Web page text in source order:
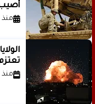
أصيب
منذ 4 أيام
منذ